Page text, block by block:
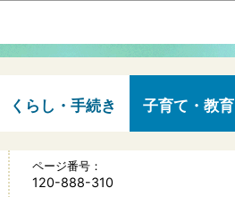
くらし・手続き 子育て・教育
ページ番号：
120-888-310